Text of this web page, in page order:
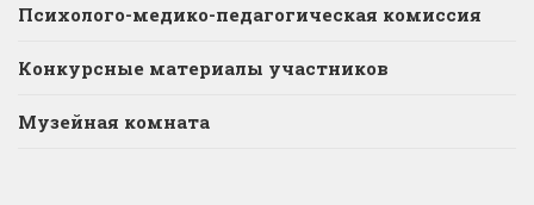
Психолого-медико-педагогическая комиссия
Конкурсные материалы участников
Музейная комната